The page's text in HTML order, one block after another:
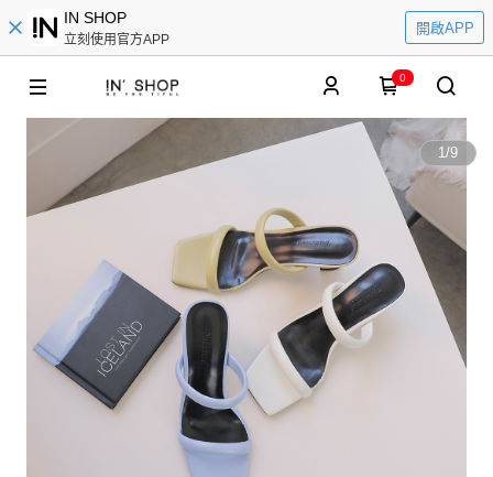
IN SHOP
立刻使用官方APP
開啟APP
0
1/9